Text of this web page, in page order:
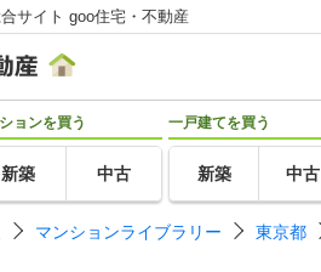
サイト goo住宅・不動産
ョンを買う
新築 中古
一戸建てを買う
新築 中古
マンションライブラリー 東京都